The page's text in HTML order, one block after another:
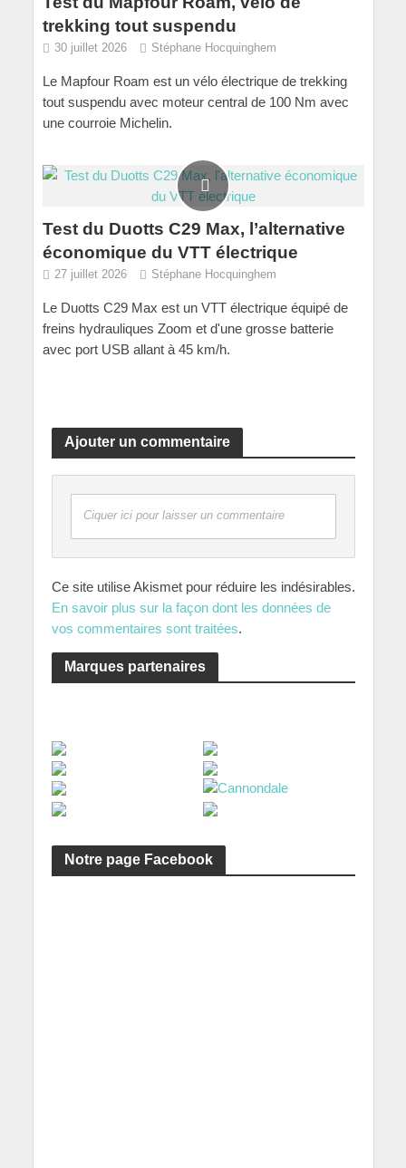
trekking tout suspendu
30 juillet 2026 Stéphane Hocquinghem
Le Mapfour Roam est un vélo électrique de trekking
tout suspendu avec moteur central de 100 Nm avec
une courroie Michelin.
Test du Duotts C29 Max, l’alternative
économique du VTT électrique
27 juillet 2026 Stéphane Hocquinghem
Le Duotts C29 Max est un VTT électrique équipé de
freins hydrauliques Zoom et d'une grosse batterie
avec port USB allant à 45 km/h.
Ajouter un commentaire
Ciquer ici pour laisser un commentaire
Ce site utilise Akismet pour réduire les indésirables.
En savoir plus sur la façon dont les données de
vos commentaires sont traitées.
Marques partenaires
Notre page Facebook